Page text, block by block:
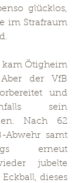
glücklos,
im Strafraum
kam Ötigheim
der VfB
und
sein
Nach 62
Abwehr samt
erneut
jubelte
dieses